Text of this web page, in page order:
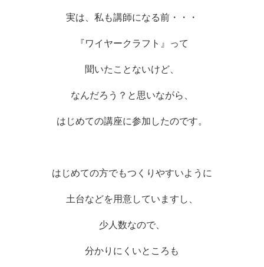
実は、私も講師になる前・・・
『ワイヤークラフト』って
聞いたことないけど、
なんだろう？と思いながら、
はじめての講座に参加したのです。
はじめての方でもつくりやすいように
土台などを用意していますし、
少人数なので、
分かりにくいところも